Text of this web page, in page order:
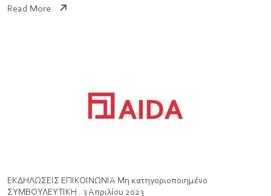
Read More
ΕΚΔΗΛΩΣΕΙΣ ΕΠΙΚΟΙΝΩΝΙΑ Μη κατηγοριοποιημένο
ΣΥΜΒΟΥΛΕΥΤΙΚΗ . 3 Απριλίου 2023